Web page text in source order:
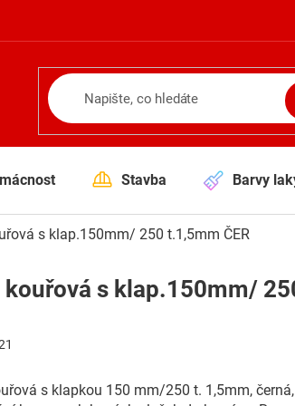
Stavba Barvy
s klap.150mm/ 250 t.1,5mm ČER
s klapkou 150 mm/250 t. 1,5mm,
kouřová s klap.150mm/